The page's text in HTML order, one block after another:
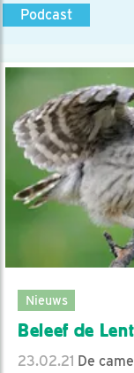
Podcast
Nieuws
Beleef de
23.02.21 De